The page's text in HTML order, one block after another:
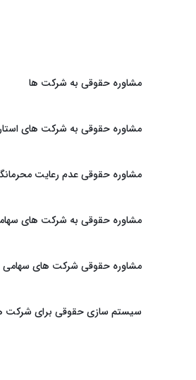
مشاوره حقوقی به شرکت ها
مشاوره حقوقی به شرکت های
مشاوره حقوقی عدم رعایت
مشاوره حقوقی به شرکت های
مشاوره حقوقی شرکت های
سیستم سازی حقوقی برای شرکت